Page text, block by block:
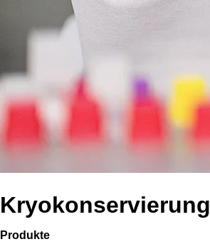
Kryokonservierung
Produkte